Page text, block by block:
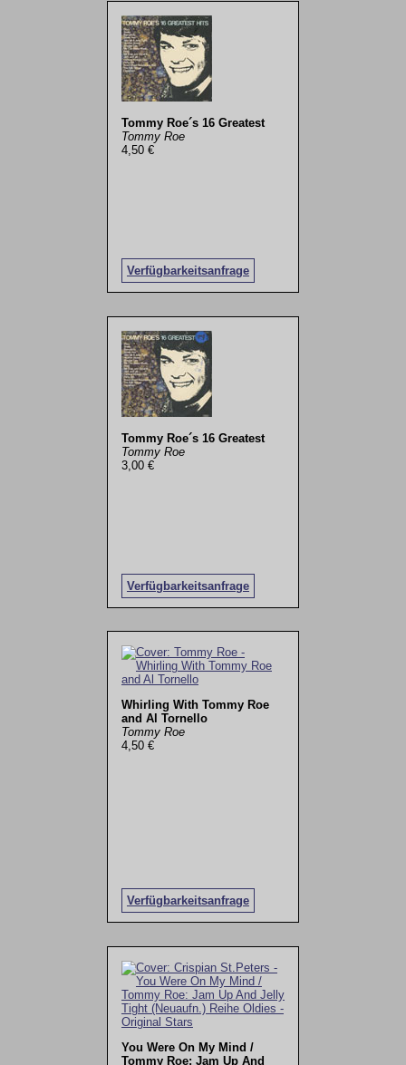
Tommy Roe´s 16 Greatest
Tommy Roe
4,50 €
Verfügbarkeitsanfrage
Tommy Roe´s 16 Greatest
Tommy Roe
3,00 €
Verfügbarkeitsanfrage
Whirling With Tommy Roe
and Al Tornello
Tommy Roe
4,50 €
Verfügbarkeitsanfrage
You Were On My Mind /
Tommy Roe: Jam Up And